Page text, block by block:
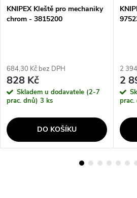
KNIPEX Kleště pro mechaniky
chrom - 3815200
684,30 Kč bez DPH
828 Kč
Skladem u dodavatele (2-7
prac. dnů) 3 ks
DO KOŠÍKU
2
2
prac.